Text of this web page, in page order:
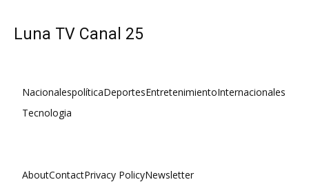
Luna TV Canal 25
NacionalespolíticaDeportesEntretenimientoInternacionales
Tecnologia
AboutContactPrivacy PolicyNewsletter